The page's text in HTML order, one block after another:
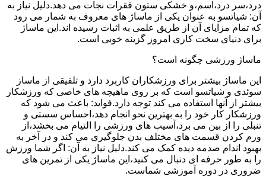
درد،سر درد،اسم،و خشکی ستون فقرات نجات می دهد.دلیل نیاز به
آن: شیاتسو به عنوان یکی از ماساژ های معروف به شمار می رود
که تمام مزایای آن از طریق علمی به اثبات رسیده اند.این ماساژ
برای دنیای سخت کاری امروز گزینه خوبی است.
ماساژ ورزشی چگونه است؟
این ماساژ بیشتر برای ورزشکاران کاربرد دارد و تلفیقی از ماساز
سوئدی و شیاتسو است که بر روی ماهیچه های خاصی که ورزشکار
بیشتر از آنها استفاده می کند توجه دارد.فواید: باعث می شود که
ورزشکار کار خود را به بهترین نحو انجام دهد،احساس سستی و
تنبلی را از بین می برد،آسیب های ورزشی را التیام می بخشد،از
ورم کردن قسمت های مختلف بدن جلوگیری می کند و در آخر به
بهبود اندام صدمه دیده کمک می کند.دلیل نیاز به آن: اگر شما ورزش
را به طور حرفه ای دنبال می کنید،این ماساژ یکی از تمرین های
ضروری در دوره آموزشی شماست.